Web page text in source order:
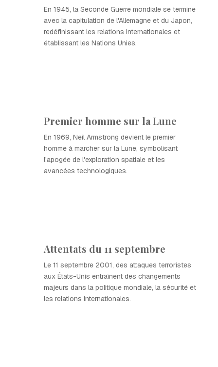
En 1945, la Seconde Guerre mondiale se termine
avec la capitulation de l'Allemagne et du Japon,
redéfinissant les relations internationales et
établissant les Nations Unies.
Premier homme sur la Lune
En 1969, Neil Armstrong devient le premier
homme à marcher sur la Lune, symbolisant
l'apogée de l'exploration spatiale et les
avancées technologiques.
Attentats du 11 septembre
Le 11 septembre 2001, des attaques terroristes
aux États-Unis entraînent des changements
majeurs dans la politique mondiale, la sécurité et
les relations internationales.